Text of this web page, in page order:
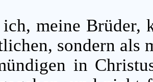
meine Brüder,
sondern als
in